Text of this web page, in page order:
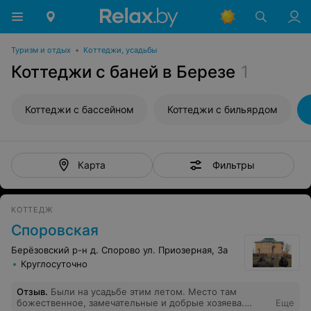
Туризм и отдых • Коттеджи, усадьбы
Коттеджи с баней в Березе 1
Коттеджи с бассейном Коттеджи с бильярдом
Карта Фильтры
КОТТЕДЖ
Споровская
Берёзовский р-н д. Спорово ул. Приозерная, 3а
Круглосуточно
Отзыв. Были на усадьбе этим летом. Место там
божественное, замечательные и добрые хозяева.
Еще